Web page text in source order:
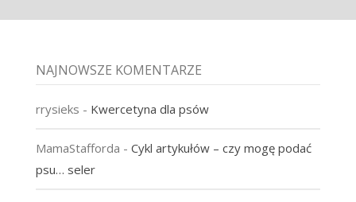
NAJNOWSZE KOMENTARZE
rrysieks - Kwercetyna dla psów
MamaStafforda - Cykl artykułów – czy mogę podać
psu… seler